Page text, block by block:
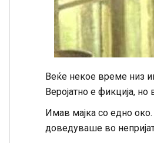
Веќе некое време низ
Веројатно е фикција,
Имав мајка со едно око.
доведуваше во